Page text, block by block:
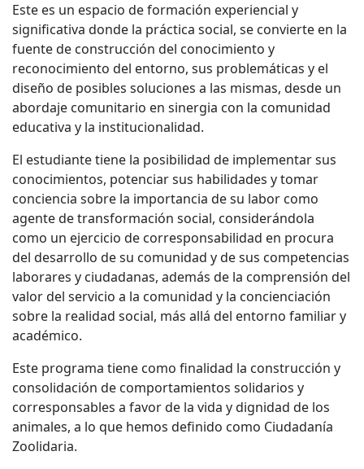
Este es un espacio de formación experiencial y
significativa donde la práctica social, se convierte en la
fuente de construcción del conocimiento y
reconocimiento del entorno, sus problemáticas y el
diseño de posibles soluciones a las mismas, desde un
abordaje comunitario en sinergia con la comunidad
educativa y la institucionalidad.
El estudiante tiene la posibilidad de implementar sus
conocimientos, potenciar sus habilidades y tomar
conciencia sobre la importancia de su labor como
agente de transformación social, considerándola
como un ejercicio de corresponsabilidad en procura
del desarrollo de su comunidad y de sus competencias
laborares y ciudadanas, además de la comprensión del
valor del servicio a la comunidad y la concienciación
sobre la realidad social, más allá del entorno familiar y
académico.
Este programa tiene como finalidad la construcción y
consolidación de comportamientos solidarios y
corresponsables a favor de la vida y dignidad de los
animales, a lo que hemos definido como Ciudadanía
Zoolidaria.